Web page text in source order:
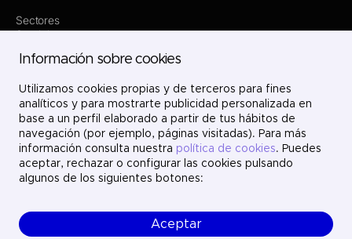
Sectores
Servicios
Proyectos
Únete
Contacto
LinkedIn
X
Instagram
YouTube
© Ayesa Engineering. Todos los derechos reservados.
Información sobre cookies
Utilizamos cookies propias y de terceros para fines
analíticos y para mostrarte publicidad personalizada en
base a un perfil elaborado a partir de tus hábitos de
navegación (por ejemplo, páginas visitadas). Para más
información consulta nuestra política de cookies. Puedes
aceptar, rechazar o configurar las cookies pulsando
algunos de los siguientes botones:
Aceptar